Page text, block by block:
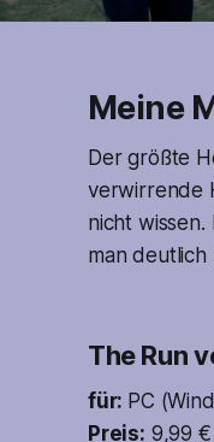
Meine
Der größte
verwirrende
nicht wissen.
man
The Run
für: PC
Preis: 9,99 €